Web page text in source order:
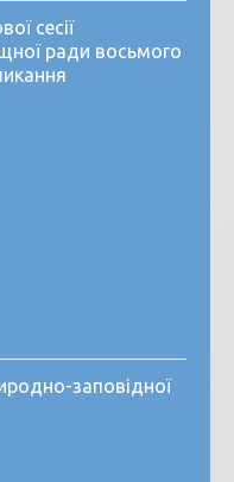
сесії
ради восьмого
заповідної